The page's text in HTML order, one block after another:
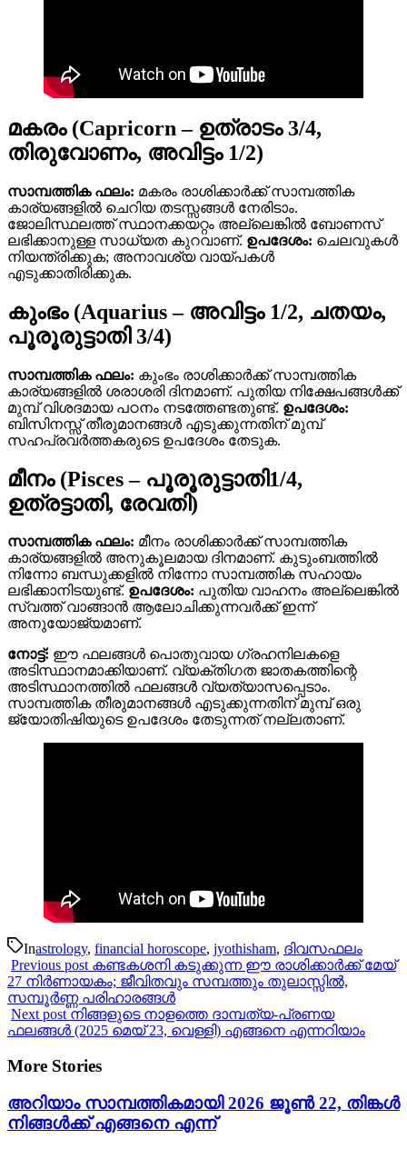
മകരം (Capricorn – ഉത്രാടം 3/4,
തിരുവോണം, അവിട്ടം 1/2)
സാമ്പത്തിക ഫലം: മകരം രാശിക്കാർക്ക് സാമ്പത്തിക
കാര്യങ്ങളിൽ ചെറിയ തടസ്സങ്ങൾ നേരിടാം.
ജോലിസ്ഥലത്ത് സ്ഥാനക്കയറ്റം അല്ലെങ്കിൽ ബോണസ്
ലഭിക്കാനുള്ള സാധ്യത കുറവാണ്. ഉപദേശം: ചെലവുകൾ
നിയന്ത്രിക്കുക; അനാവശ്യ വായ്പകൾ
എടുക്കാതിരിക്കുക.
കുംഭം (Aquarius – അവിട്ടം 1/2, ചതയം,
പൂരൂരുട്ടാതി 3/4)
സാമ്പത്തിക ഫലം: കുംഭം രാശിക്കാർക്ക് സാമ്പത്തിക
കാര്യങ്ങളിൽ ശരാശരി ദിനമാണ്. പുതിയ നിക്ഷേപങ്ങൾക്ക്
മുമ്പ് വിശദമായ പഠനം നടത്തേണ്ടതുണ്ട്. ഉപദേശം:
ബിസിനസ്സ് തീരുമാനങ്ങൾ എടുക്കുന്നതിന് മുമ്പ്
സഹപ്രവർത്തകരുടെ ഉപദേശം തേടുക.
മീനം (Pisces – പൂരൂരുട്ടാതി1/4,
ഉത്രട്ടാതി, രേവതി)
സാമ്പത്തിക ഫലം: മീനം രാശിക്കാർക്ക് സാമ്പത്തിക
കാര്യങ്ങളിൽ അനുകൂലമായ ദിനമാണ്. കുടുംബത്തിൽ
നിന്നോ ബന്ധുക്കളിൽ നിന്നോ സാമ്പത്തിക സഹായം
ലഭിക്കാനിടയുണ്ട്. ഉപദേശം: പുതിയ വാഹനം അല്ലെങ്കിൽ
സ്വത്ത് വാങ്ങാൻ ആലോചിക്കുന്നവർക്ക് ഇന്ന്
അനുയോജ്യമാണ്.
നോട്ട്: ഈ ഫലങ്ങൾ പൊതുവായ ഗ്രഹനിലകളെ
അടിസ്ഥാനമാക്കിയാണ്. വ്യക്തിഗത ജാതകത്തിന്റെ
അടിസ്ഥാനത്തിൽ ഫലങ്ങൾ വ്യത്യാസപ്പെടാം.
സാമ്പത്തിക തീരുമാനങ്ങൾ എടുക്കുന്നതിന് മുമ്പ് ഒരു
ജ്യോതിഷിയുടെ ഉപദേശം തേടുന്നത് നല്ലതാണ്.
Inastrology, financial horoscope, jyothisham, ദിവസഫലം
Previous post കണ്ടകശനി കടുക്കുന്ന ഈ രാശിക്കാര്‍ക്ക് മേയ്
27 നിര്‍ണായകം; ജീവിതവും സമ്പത്തും തുലാസ്സില്‍,
സമ്പൂര്‍ണ്ണ പരിഹാരങ്ങള്‍
Next post നിങ്ങളുടെ നാളത്തെ ദാമ്പത്യ-പ്രണയ
ഫലങ്ങൾ (2025 മെയ് 23, വെള്ളി) എങ്ങനെ എന്നറിയാം
More Stories
അറിയാം സാമ്പത്തികമായി 2026 ജൂൺ 22, തിങ്കൾ
നിങ്ങൾക്ക് എങ്ങനെ എന്ന്